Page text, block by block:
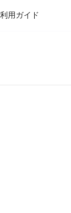
用ガイド
料理